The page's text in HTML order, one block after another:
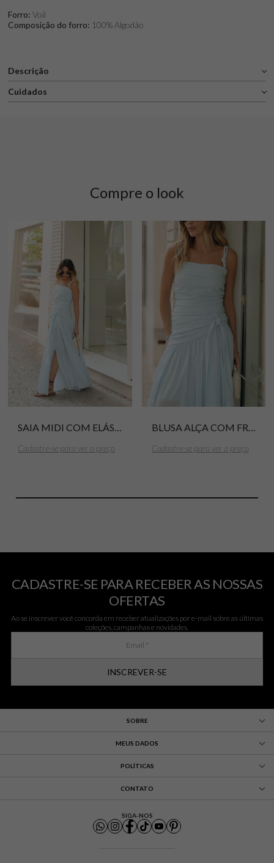
Forro: Voil
Composição do forro: 100% Algodão
Descrição
Cuidados
Compre o look
SAIA MIDI COM ELÁSTICO COSTAS E AMARRAÇÃO FRONTAL VOIL
Cadastre-se para ver o preço
BLUSA ALÇA COM FRANZIDO LATERAL E LASTEX COSTAS VOIL
Cadastre-se para ver o preço
CADASTRE-SE PARA RECEBER AS NOSSAS
OFERTAS
Ao se inscrever você concorda em receber atualizações por e-mail sobre as últimas
coleções, campanhas e novidades.
INSCREVER-SE
SOBRE
MEUS DADOS
POLÍTICAS
CONTATO
SIGA-NOS